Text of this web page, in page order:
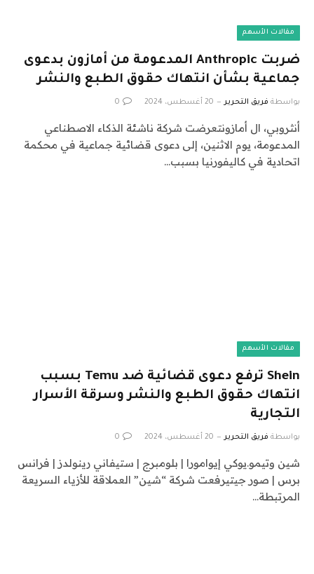
مقالات الأسهم
ضربت Anthropic المدعومة من أمازون بدعوى
جماعية بشأن انتهاك حقوق الطبع والنشر
بواسطة فريق التحرير 20 أغسطس، 2024 0
أنثروبي، ال أمازونتعرضت شركة ناشئة الذكاء الاصطناعي
المدعومة، يوم الاثنين، إلى دعوى قضائية جماعية في محكمة
اتحادية في كاليفورنيا بسبب…
مقالات الأسهم
Shein ترفع دعوى قضائية ضد Temu بسبب
انتهاك حقوق الطبع والنشر وسرقة الأسرار
التجارية
بواسطة فريق التحرير 20 أغسطس، 2024 0
شين وتيمو.يوكي إيوامورا | بلومبرج | ستيفاني رينولدز | فرانس
برس | صور جيتيرفعت شركة “شين” العملاقة للأزياء السريعة
المرتبطة…